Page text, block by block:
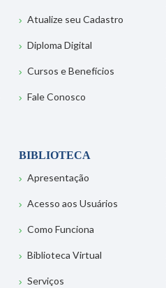
Atualize seu Cadastro
Diploma Digital
Cursos e Benefícios
Fale Conosco
BIBLIOTECA
Apresentação
Acesso aos Usuários
Como Funciona
Biblioteca Virtual
Serviços